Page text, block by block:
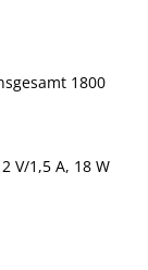
1800
V/1,5 A, 18 W